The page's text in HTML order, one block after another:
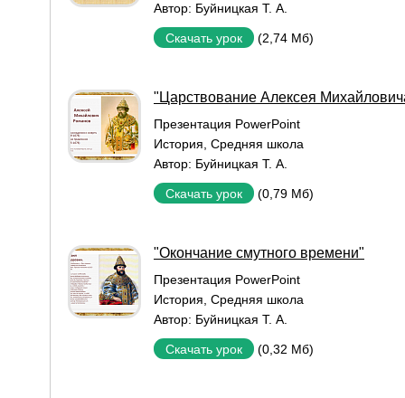
Автор: Буйницкая Т. А.
Скачать урок (2,74 Мб)
"Царствование Алексея
Презентация PowerPoint
История Средняя школа
Автор: Буйницкая Т. А.
Скачать урок (0,79 Мб)
"Окончание смутного времени"
Презентация PowerPoint
История Средняя школа
Автор: Буйницкая Т. А.
Скачать урок (0,32 Мб)